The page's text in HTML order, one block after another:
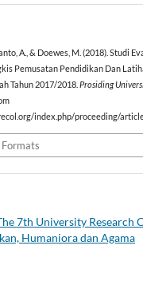
A., & Doewes, M. (2018). Studi
Pemusatan Pendidikan Dan
Tahun 2017/2018.Prosiding
index.php/proceeding/
7th University Research
Humaniora dan Agama